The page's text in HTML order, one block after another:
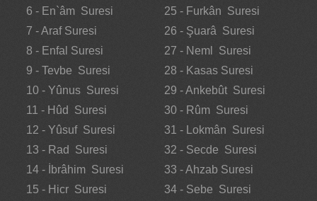
6 - En`âm Suresi
7 - Araf Suresi
8 - Enfal Suresi
9 - Tevbe Suresi
10 - Yûnus Suresi
11 - Hûd Suresi
12 - Yûsuf Suresi
13 - Rad Suresi
14 - İbrâhim Suresi
15 - Hicr Suresi
25 - Furkân Suresi
26 - Şuarâ Suresi
27 - Neml Suresi
28 - Kasas Suresi
29 - Ankebût Suresi
30 - Rûm Suresi
31 - Lokmân Suresi
32 - Secde Suresi
33 - Ahzab Suresi
34 - Sebe Suresi